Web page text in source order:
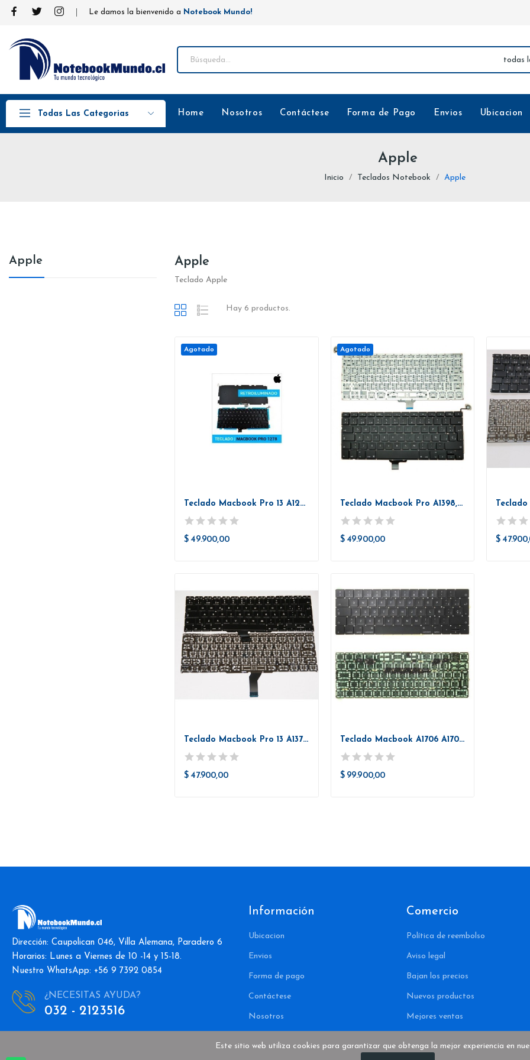
Le damos la bienvenido a Notebook Mundo!
Todas Las Categorias Home Nosotros Contáctese Forma de Pago Envios Ubicacion
Apple
Inicio Teclados Notebook Apple
Apple Apple
Teclado Apple
Hay 6 productos.
Agotado
Teclado Macbook Pro 13 A1278 Retroiluminado...
$ 49.900,00
Agotado
Teclado Macbook Pro A1398, Retroiluminado Español
$ 49.900,00 $
Teclado Macbook Pro 13 A1370/A1465...
$ 47.900,00
Teclado Macbook A1706 A1707 A1708
$ 99.900,00
Dirección: Caupolican 046, Villa Alemana, Paradero 6
Horarios: Lunes a Viernes de 10 -14 y 15-18.
Nuestro WhatsApp: +56 9 7392 0854
¿NECESITAS AYUDA?
032 - 2123516
Información
Ubicacion
Envios
Forma de pago
Contáctese
Nosotros
Comercio
Política de reembolso
Aviso legal
Bajan los precios
Nuevos productos
Mejores ventas
Este sitio web utiliza cookies para garantizar que obtenga la mejor experiencia en